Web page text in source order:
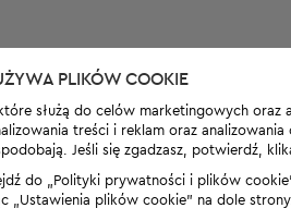
PLIKÓW COOKIE
służą do celów marketingowych oraz
treści i reklam oraz
Jeśli się zgadzasz, potwierdź,
do „Polityki prywatności i plików
„Ustawienia plików cookie” na dole strony.